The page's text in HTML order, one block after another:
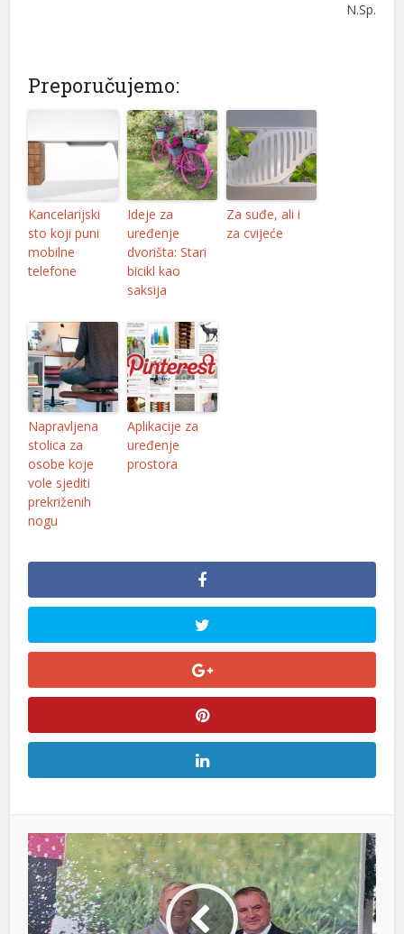
N.Sp.
Preporučujemo:
Kancelarijski
sto koji puni
mobilne
telefone
Ideje za
uređenje
dvorišta: Stari
bicikl kao
saksija
Za suđe, ali i
za cvijeće
Napravljena
stolica za
osobe koje
vole sjediti
prekriženih
nogu
Aplikacije za
uređenje
prostora